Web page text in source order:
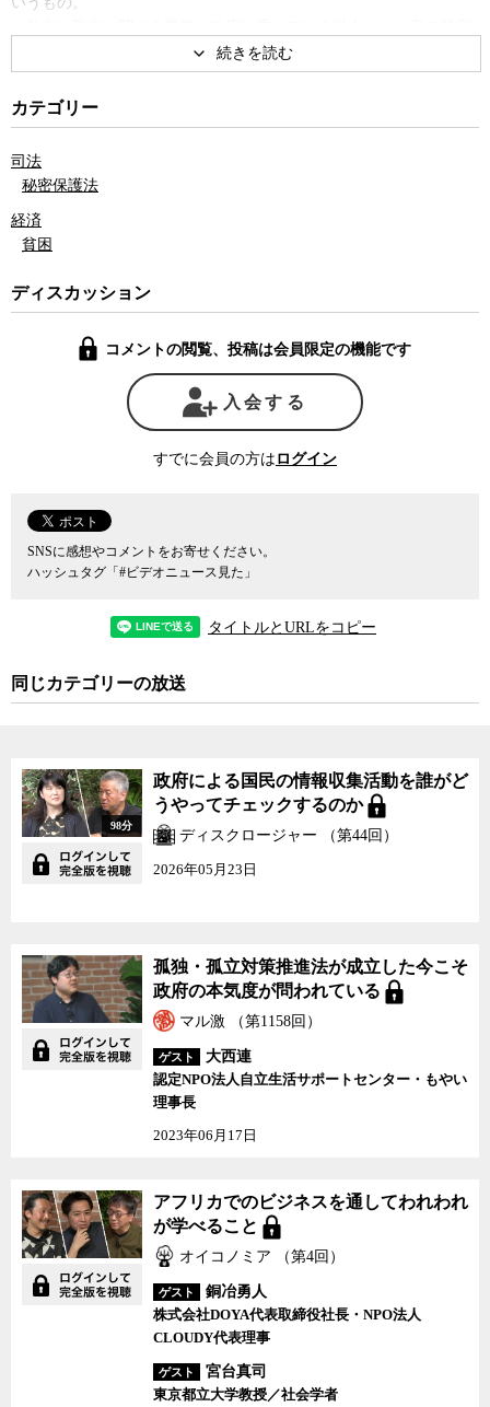
事項が存在することは避けられないかもしれない。しかし、政府に
特定の情報を秘密にする権限を与える場合、秘密にできる情報の基
準と、その妥当性が一定の期間の後に検証できる事後チェック機能
をビルトインしなければ、そのような権限が濫用され暴走すること
がビルトインされていなければ、時の権力者は自分たちに都合の悪
い情報はすべて秘密に指定してしまえば、誰もその秘密の妥当性を
検証できないし、その秘密のベールを剥がすこともできなくなって
しまうのだ。
なっている。そのため、政治家は自分は秘密を知り得る側に立って
いて、それを外敵や国民から隠す立場にあると考えているように見
える。しかし、例えばある政策をめぐり官僚機構を中心とする統治
権力と政治家が対立した時、その政策に関連した重要な情報が秘密
に指定されてしまえば、政治家は官僚に対する最大の武器であるは
ずの「世論」を味方に付けることができなくなってしまう。政治家
は自分の主張が正しいかどうかを国民に問うことができず、いわば
丸腰で官僚機構と対峙しなければならなくなってしまうのだ。
壊的な効果をもたらす。現在たまたま与党の座にあり、権力を手に
している政治勢力にとっては、秘密権限の拡大はおいしい蜜の味が
するように見えるかもしれないが、実際のところ自分たちがいつま
でも政治権力を握り続けられるかどうかの保障はない。
であれば、恣意的な運用を防ぐための秘密指定基準の明確化と、そ
機能を十分過ぎるほど盛り込まない限り、悪用、濫用は必至であ
る。
者の宮台真司が議論した。
カテゴリー
司法
秘密保護法
経済
貧困
ディスカッション
コメントの閲覧、投稿は会員限定の機能です
入会する
すでに会員の方は ログイン
SNSに感想やコメントをお寄せください。
ハッシュタグ「#ビデオニュース見た」
タイトルとURLをコピー
同じカテゴリーの放送
98分
政府による国民の情報収集活動を誰がど
うやってチェックするのか
ディスクロージャー （第44回）
2026年05月23日
孤独・孤立対策推進法が成立した今こそ
政府の本気度が問われている
マル激 （第1158回）
ゲスト
大西連
認定NPO法人自立生活サポートセンター・もやい
理事長
2023年06月17日
アフリカでのビジネスを通してわれわれ
が学べること
オイコノミア （第4回）
ゲスト
銅冶勇人
株式会社DOYA代表取締役社長・NPO法人
CLOUDY代表理事
ゲスト
宮台真司
東京都立大学教授／社会学者